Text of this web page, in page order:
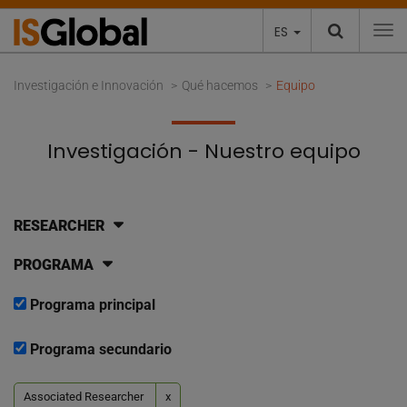
ES
Investigación e Innovación Qué hacemos Equipo
Investigación - Nuestro equipo
RESEARCHER
PROGRAMA
Programa principal
Programa secundario
Associated Researcher x